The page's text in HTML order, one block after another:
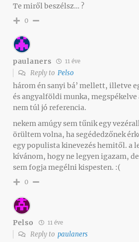
Te miről beszélsz… ?
0
paulaners 11 éve
Reply to Pelso
három én sanyi bá’ mellett, illetve
és angyalföldi munka,
nem túl jó referencia.
nekem amúgy sem tűnik egy
örültem volna, ha segédedzőnek
egy populista kinevezés hemitől. a
kívánom, hogy ne legyen igazam,
sem fogja megélni kispesten. :(
0
Pelso 11 éve
Reply to paulaners